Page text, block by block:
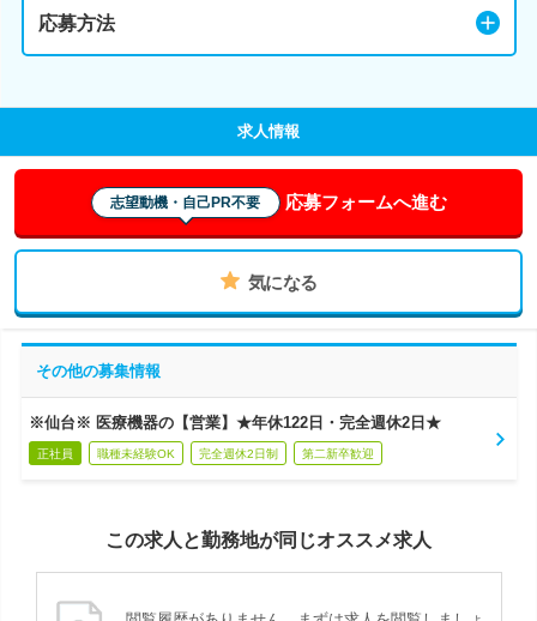
応募方法
求人情報
志望動機・自己PR不要 応募フォームへ進む
気になる
その他の募集情報
※仙台※ 医療機器の【営業】★年休122日・完全週休2日★
正社員 職種未経験OK 完全週休2日制 第二新卒歓迎
この求人と勤務地が同じオススメ求人